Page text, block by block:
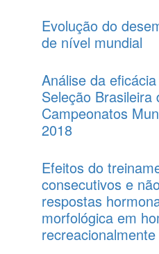
Evolução do
de nível mundial
Análise da
Seleção Brasileira
Campeonatos
2018
Efeitos do
consecutivos e
respostas
morfológica em
recreacionalmente